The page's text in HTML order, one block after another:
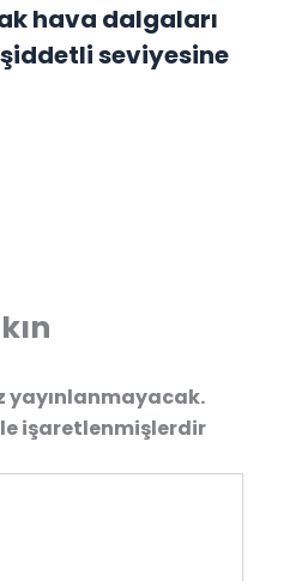
hava dalgaları
şiddetli seviyesine
yayınlanmayacak.
işaretlenmişlerdir